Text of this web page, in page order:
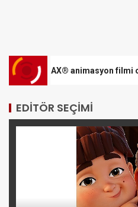
animasyon filmi oluyor-Türkiye
EDITÖR SEÇIMI